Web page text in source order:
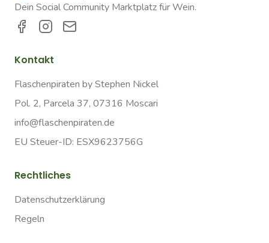
Dein Social Community Marktplatz für Wein.
Kontakt
Flaschenpiraten by Stephen Nickel
Pol. 2, Parcela 37, 07316 Moscari
info@flaschenpiraten.de
EU Steuer-ID: ESX9623756G
Rechtliches
Datenschutzerklärung
Regeln